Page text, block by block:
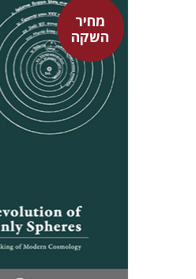
מחיר
השקה
צבי מזא"ה
אלישבע הרשלר
מחיר